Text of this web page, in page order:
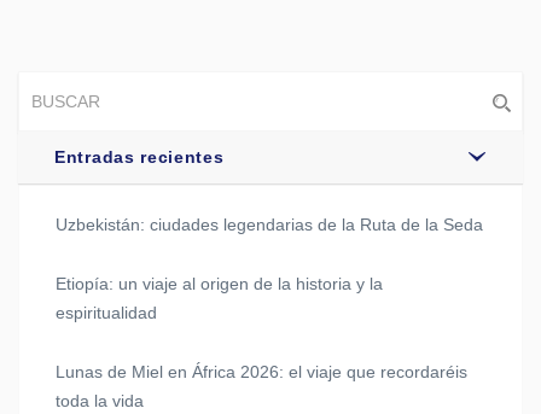
Entradas recientes
Uzbekistán: ciudades legendarias de la Ruta de la Seda
Etiopía: un viaje al origen de la historia y la
espiritualidad
Lunas de Miel en África 2026: el viaje que recordaréis
toda la vida